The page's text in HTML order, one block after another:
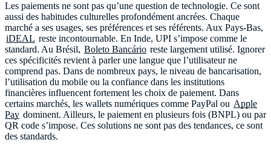
Les paiements ne sont pas qu’une question de technologie. Ce sont
aussi des habitudes culturelles profondément ancrées. Chaque
marché a ses usages, ses préférences et ses référents. Aux Pays-Bas,
iDEAL reste incontournable. En Inde, UPI s’impose comme le
standard. Au Brésil, Boleto Bancário reste largement utilisé. Ignorer
ces spécificités revient à parler une langue que l’utilisateur ne
comprend pas. Dans de nombreux pays, le niveau de bancarisation,
l’utilisation du mobile ou la confiance dans les institutions
financières influencent fortement les choix de paiement. Dans
certains marchés, les wallets numériques comme PayPal ou Apple
Pay dominent. Ailleurs, le paiement en plusieurs fois (BNPL) ou par
QR code s’impose. Ces solutions ne sont pas des tendances, ce sont
des standards.